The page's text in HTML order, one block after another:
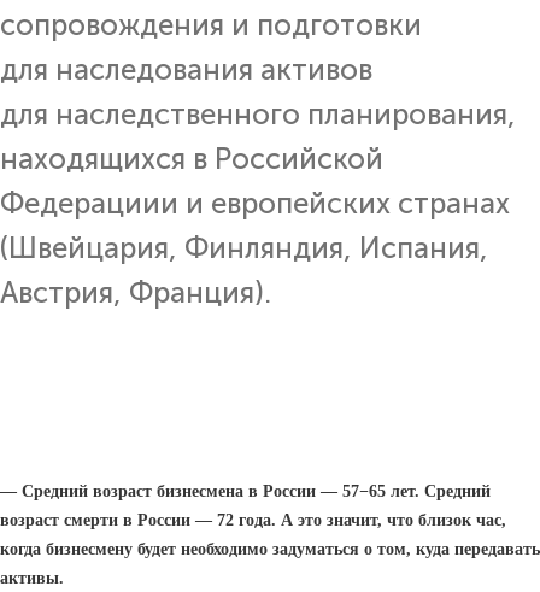
сопровождения и подготовки
для наследования активов
для наследственного планирования,
находящихся в Российской
Федерациии и европейских странах
(Швейцария, Финляндия, Испания,
Австрия, Франция).
— Средний возраст бизнесмена в России — 57−65 лет. Средний
возраст смерти в России — 72 года. А это значит, что близок час,
когда бизнесмену будет необходимо задуматься о том, куда передавать
активы.